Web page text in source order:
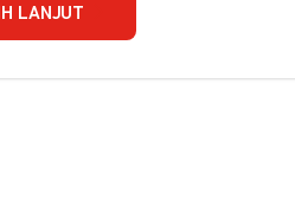
LANJUT